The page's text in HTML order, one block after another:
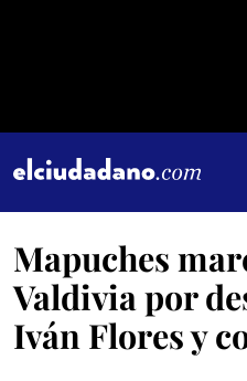
Mapuches
Valdivia por
Iván Flores y